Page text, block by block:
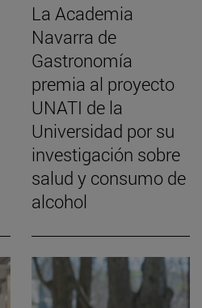
La Academia
Navarra de
Gastronomía
premia al proyecto
UNATI de la
Universidad por su
investigación sobre
salud y consumo de
alcohol